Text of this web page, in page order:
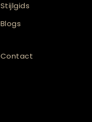
Stijlgids
Blogs
Contact